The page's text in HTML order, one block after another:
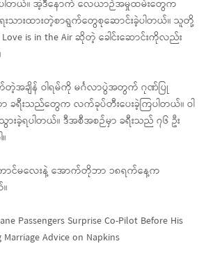
ါတယ်။ အဲ့ဒီနောက် လေယာဉ်အမှုထမ်းတွေက
သားထားတဲ့စာရွက်တွေစုဆောင်းခဲ့ပါတယ်။ သူတို့
is in the Air ဆိုတဲ့ ခေါင်းဆောင်းကိုလည်း
ချိန် ဝါရမ်ကို မင်္ဂလာပွဲအတွက် ဂုဏ်ပြု
ာ ခရီးသည်တွေက လက်ခုပ်တီးပေးခဲ့ကြပါတယ်။ ဝါ
းခဲ့ရပါတယ်။ ဒီအစီအစဉ်မှာ ခရီးသည် ၇၆ ဦး
ာင်မလေးနဲ့ အောက်တိုဘာ ၁၈ရက်နေ့က
Passengers Surprise Co-Pilot Before His
Advice on Napkins